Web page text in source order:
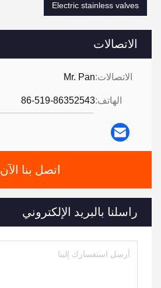
الاتصالات
الاتصالات:Mr. Pan
الهاتف:86-519-86352543
اتصل بنا الآن
راسلنا بالبريد الإلكتروني
Electric stainless valves